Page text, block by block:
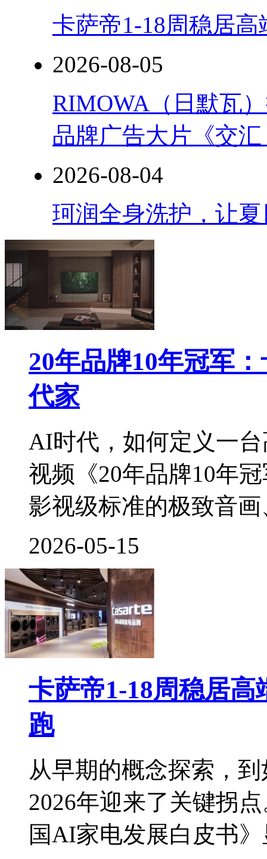
卡萨帝1-18周稳居
2026-08-05
RIMOWA（日默瓦
品牌广告大片《交
2026-08-04
珂润全身洗护，让
20年品牌10年冠军
代家
AI时代，如何定义一
视频《20年品牌10年
影视级标准的极致音画
2026-05-15
卡萨帝1-18周稳居
跑
从早期的概念探索，
2026年迎来了关键拐
国AI家电发展白皮书